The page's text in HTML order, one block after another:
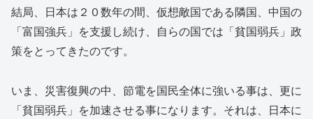
結局、日本は２０数年の間、仮想敵国である隣国、中国の
「富国強兵」を支援し続け、自らの国では「貧国弱兵」政
策をとってきたのです。
いま、災害復興の中、節電を国民全体に強いる事は、更に
「貧国弱兵」を加速させる事になります。それは、日本に